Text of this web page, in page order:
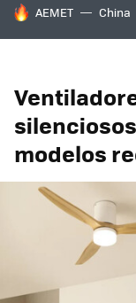
HOY SE HABLA DE
AEMET China
modelos